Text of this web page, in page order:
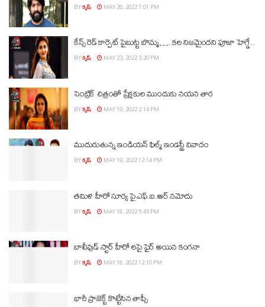
BYకృష్ MAY 26, 2022 7:01 PM
కేన్స్ రెడ్ కార్పెట్ పైబుట్ట బొమ్మ…..కల నిజమైందని పూజా హెగ్డే..
BYకృష్ MAY 23, 2022 3:20 PM
సెంట్రిక్ చిత్రంతో ప్రేక్షకుల ముందుకు నయన తార
BYకృష్ MAY 19, 2022 2:14 PM
ముదురుతున్న ఇండియన్ ఫిల్మ్ ఇండస్ట్రీ వివాదం
BYకృష్ MAY 19, 2022 12:14 PM
తమిళ హీరో సూర్య పై ఎఫ్.ఐ.ఆర్ నమోదు
BYకృష్ MAY 18, 2022 5:45 PM
బాలీవుడ్ స్టార్ హీరో లపై ఫైర్ అయిన కంగనా
BYకృష్ MAY 18, 2022 12:10 PM
భారీ ప్రాజెక్ట్ కొట్టేసిన తాప్సీ